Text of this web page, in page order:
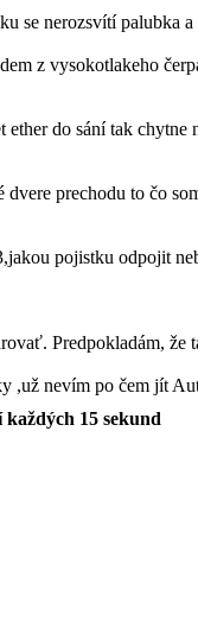
se nerozsvítí palubka
z vysokotlakeho
do sání tak
prechodu to čo
pojistku odpojit
Predpokladám, že
,už nevím po čem jít
neusrále
a levé zpětné zrcátko
na přístrojové
každých 15 sekund